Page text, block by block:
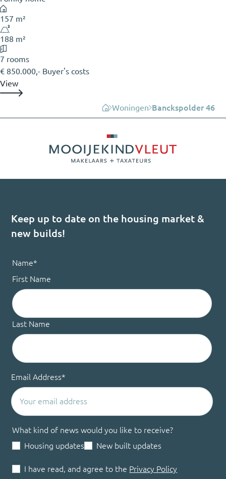
157 m²
188 m²
7 rooms
€ 850.000,- Buyer's costs
View
Woningen Banckspolder 46
Keep up to date on the housing market &
new builds!
Name*
First Name
Last Name
Email Address*
What kind of news would you like to receive?
Housing updates
New built updates
I have read, and agree to the Privacy Policy